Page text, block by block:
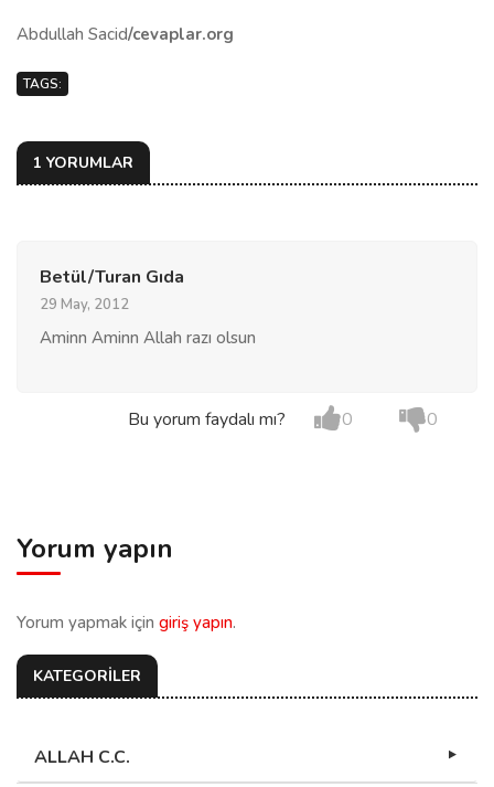
Abdullah Sacid/cevaplar.org
TAGS:
1 YORUMLAR
Betül/Turan Gıda
29 May, 2012
Aminn Aminn Allah razı olsun
Bu yorum faydalı mı? 0 0
Yorum yapın
Yorum yapmak için giriş yapın.
KATEGORİLER
ALLAH C.C.